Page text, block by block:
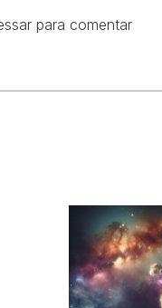
para comentar